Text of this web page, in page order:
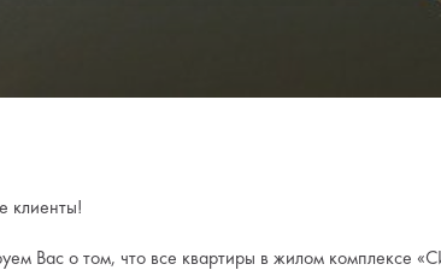
клиенты!
Вас о том, что все квартиры в жилом комплексе